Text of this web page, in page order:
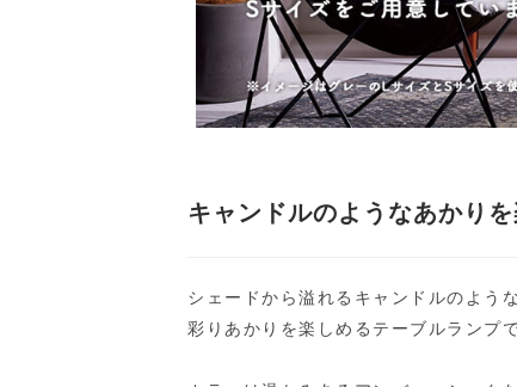
キャンドルのようなあかり
シェードから溢れるキャンドルのよう
彩りあかりを楽しめるテーブルランプで